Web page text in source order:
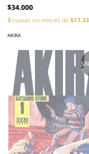
$34.000
3cuotas sin interés de
AKIRA